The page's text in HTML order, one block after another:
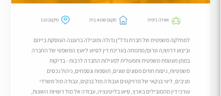
אווירה כיפית מקום שהוא בית מיקום פגז
למחלקה משפטית של חברת נדל"ן גדולה ומובילה ברעננה העוסקת בייזום
וביצוע דרוש/ה טרום/מתמחה בעריכת דין לסיוע ליועץ המשפטי של החברה
במתן מעטפת משפטית ותפעולית לפעילות החברה לרבות - בדיקות
משפטיות, ניסוח חוזים מסוגים שונים, תוספות ונספחים, ניהול נכסים
מניבים, ליווי בנקאי של פרויקטים ועבודה מול בנקים, עבודה מול משרדי
עורכי דין מהמובילים בארץ, סיוע בליטיגציה, עבודה אל מול רשויות השונות,